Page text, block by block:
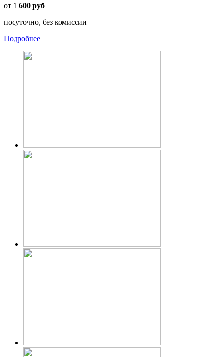
от 1 600 руб
посуточно, без комиссии
Подробнее